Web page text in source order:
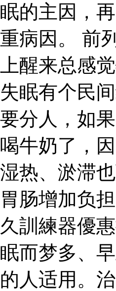
眠的主因，
重病因。 前
上醒来总感
失眠有个民
要分人，如
喝牛奶了，
湿热、淤滞
胃肠增加负
久訓練器優
眠而梦多、
的人适用。